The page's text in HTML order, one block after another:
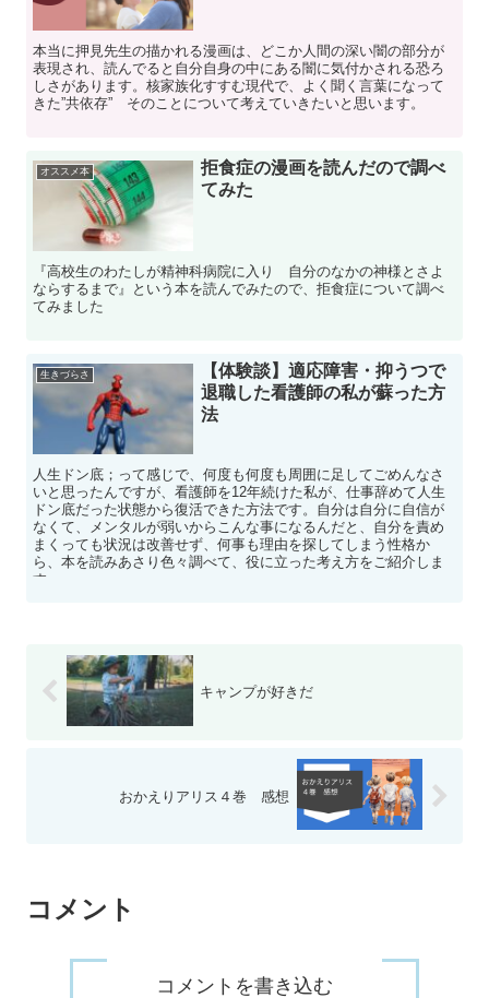
本当に押見先生の描かれる漫画は、どこか人間の深い闇の部分が
表現され、読んでると自分自身の中にある闇に気付かされる恐ろ
しさがあります。核家族化すすむ現代で、よく聞く言葉になって
きた”共依存” そのことについて考えていきたいと思います。
オススメ本
拒食症の漫画を読んだので調べ
てみた
『高校生のわたしが精神科病院に入り 自分のなかの神様とさよ
ならするまで』という本を読んでみたので、拒食症について調べ
てみました
生きづらさ
【体験談】適応障害・抑うつで
退職した看護師の私が蘇った方
法
人生ドン底；って感じで、何度も何度も周囲に足してごめんなさ
いと思ったんですが、看護師を12年続けた私が、仕事辞めて人生
ドン底だった状態から復活できた方法です。自分は自分に自信が
なくて、メンタルが弱いからこんな事になるんだと、自分を責め
まくっても状況は改善せず、何事も理由を探してしまう性格か
ら、本を読みあさり色々調べて、役に立った考え方をご紹介しま
す
キャンプが好きだ
おかえりアリス４巻 感想
コメント
コメントを書き込む